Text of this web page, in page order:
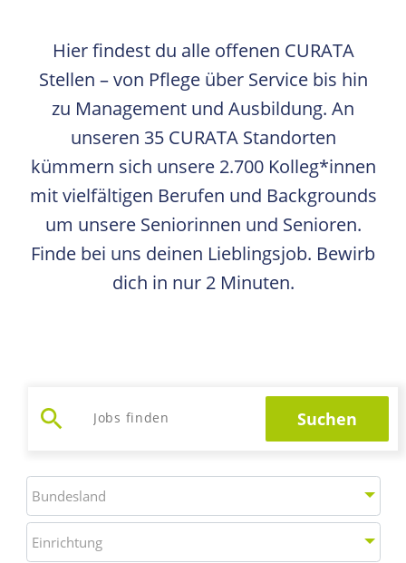
Hier findest du alle offenen CURATA
Stellen – von Pflege über Service bis hin
zu Management und Ausbildung. An
unseren 35 CURATA Standorten
kümmern sich unsere 2.700 Kolleg*innen
mit vielfältigen Berufen und Backgrounds
um unsere Seniorinnen und Senioren.
Finde bei uns deinen Lieblingsjob. Bewirb
dich in nur 2 Minuten.
search
Jobs suchen Suchen
Bundesland
Bundesland
Einrichtung
Einrichtung